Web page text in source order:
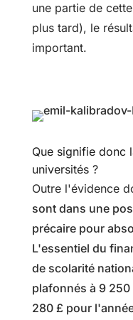
une partie de
plus tard), le
important.
Que signifie donc
universités ?
Outre l'évidence
sont dans une
précaire pour
L'essentiel du
de scolarité
plafonnés à 9 250
280 £ pour